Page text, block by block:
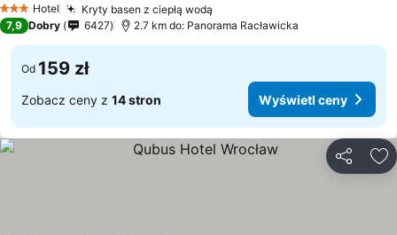
3 Kategoria
Hotel Kryty basen z ciepłą wodą
7,9 Dobry 6427 2.7 km do: Panorama Racławicka
Od 159 zł
Zobacz ceny z 14 stron Wyświetl ceny